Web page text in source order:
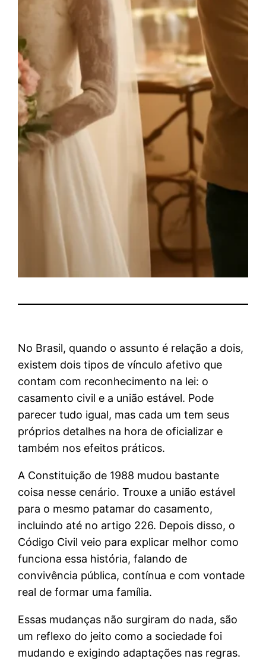
No Brasil, quando o assunto é relação a dois,
existem dois tipos de vínculo afetivo que
contam com reconhecimento na lei: o
casamento civil e a união estável. Pode
parecer tudo igual, mas cada um tem seus
próprios detalhes na hora de oficializar e
também nos efeitos práticos.
A Constituição de 1988 mudou bastante
coisa nesse cenário. Trouxe a união estável
para o mesmo patamar do casamento,
incluindo até no artigo 226. Depois disso, o
Código Civil veio para explicar melhor como
funciona essa história, falando de
convivência pública, contínua e com vontade
real de formar uma família.
Essas mudanças não surgiram do nada, são
um reflexo do jeito como a sociedade foi
mudando e exigindo adaptações nas regras.